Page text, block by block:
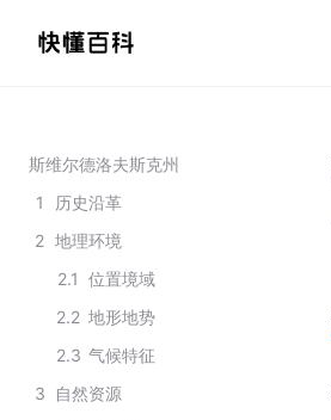
斯维尔德洛夫斯克州
1
历史沿革
2 地理环境
2.1 位置境域
2.2 地形地势
2.3 气候特征
3
自然资源